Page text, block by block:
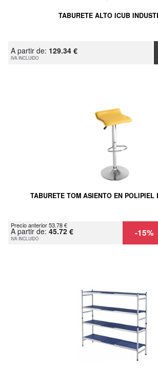
TABURETE ALTO ICUB
A partir de: 129.34 €
IVA INCLUIDO
TABURETE TOM ASIENTO EN POLIPIEL
Precio anterior 53.78 €
A partir de: 45.72 €
IVA INCLUIDO -15%